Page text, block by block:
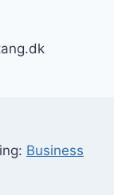
Business